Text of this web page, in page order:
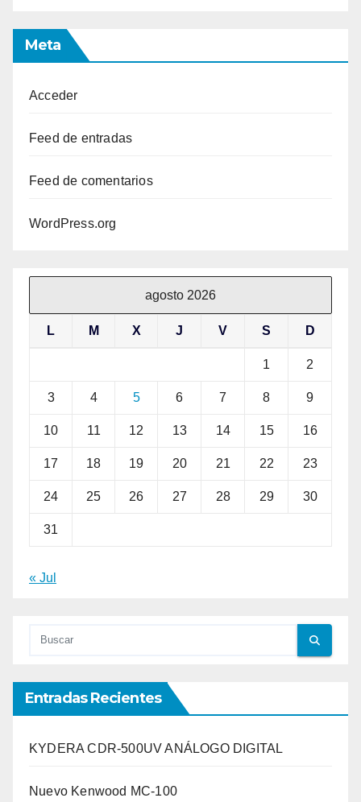
Meta
Acceder
Feed de entradas
Feed de comentarios
WordPress.org
agosto 2026
L M X J V S D
1 2
3 4 5 6 7 8 9
10 11 12 13 14 15 16
17 18 19 20 21 22 23
24 25 26 27 28 29 30
31
« Jul
Entradas Recientes
KYDERA CDR-500UV ANÁLOGO DIGITAL
Nuevo Kenwood MC-100